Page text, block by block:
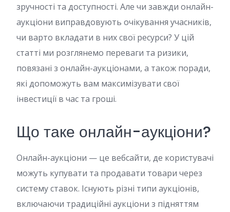
зручності та доступності. Але чи завжди онлайн-
аукціони виправдовують очікування учасників,
чи варто вкладати в них свої ресурси? У цій
статті ми розглянемо переваги та ризики,
повязані з онлайн-аукціонами, а також поради,
які допоможуть вам максимізувати свої
інвестиції в час та гроші.
Що таке онлайн-аукціони?
Онлайн-аукціони — це вебсайти, де користувачі
можуть купувати та продавати товари через
систему ставок. Існують різні типи аукціонів,
включаючи традиційні аукціони з підняттям